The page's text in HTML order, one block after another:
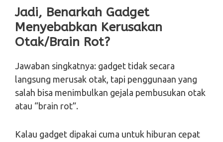
Jadi, Benarkah Gadget
Menyebabkan Kerusakan
Otak/Brain Rot?
Jawaban singkatnya: gadget tidak secara
langsung merusak otak, tapi penggunaan yang
salah bisa menimbulkan gejala pembusukan otak
atau “brain rot”.
Kalau gadget dipakai cuma untuk hiburan cepat